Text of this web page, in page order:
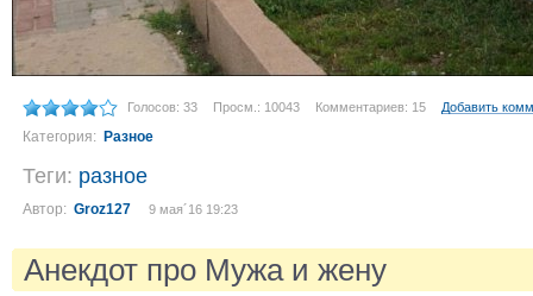
Голосов: 33 Просм.: 10043 Комментариев: 15 Добавить
Категория: Разное
Теги: разное
Автор: Groz127 9 мая´16 19:23
Анекдот про Мужа и жену